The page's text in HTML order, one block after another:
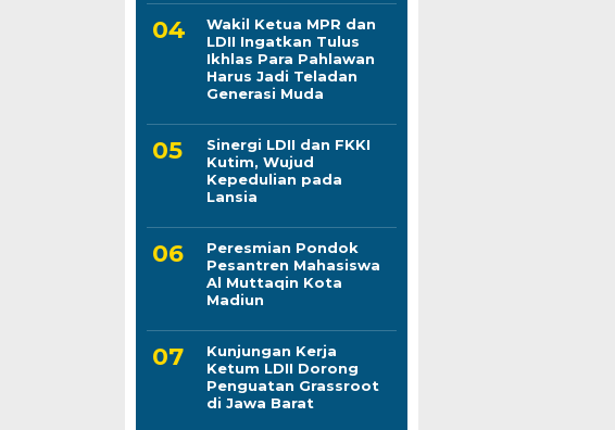
Wakil Ketua MPR dan
LDII Ingatkan Tulus
Ikhlas Para Pahlawan
Harus Jadi Teladan
Generasi Muda
Sinergi LDII dan FKKI
Kutim, Wujud
Kepedulian pada
Lansia
Peresmian Pondok
Pesantren Mahasiswa
Al Muttaqin Kota
Madiun
Kunjungan Kerja
Ketum LDII Dorong
Penguatan Grassroot
di Jawa Barat